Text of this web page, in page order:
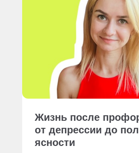
Жизнь после
от депрессии до
ясности